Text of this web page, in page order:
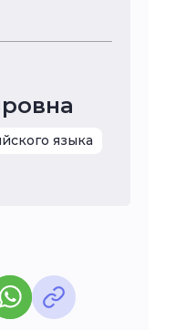
языка